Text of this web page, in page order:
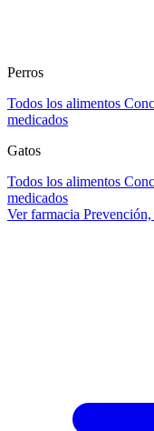
Perros
Todos los alimentos
medicados
Gatos
Todos los alimentos
medicados
Ver farmacia